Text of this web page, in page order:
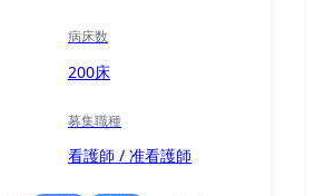
病床数
200床
募集職種
看護師 / 准看護師